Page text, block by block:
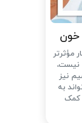
خون
مؤثرتر
نیست،
نیز
به
کمک